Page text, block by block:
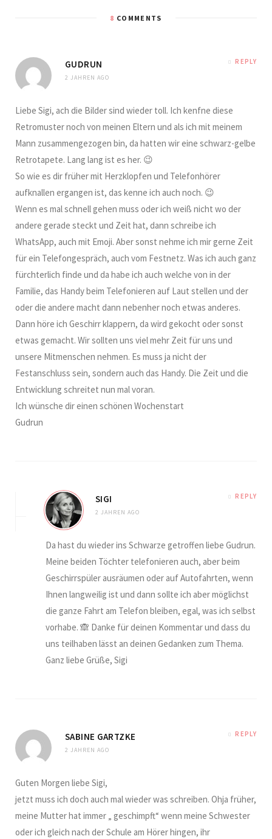
8 COMMENTS
GUDRUN
2 JAHREN AGO
REPLY
Liebe Sigi, ach die Bilder sind wieder toll. Ich kenfne diese
Retromuster noch von meinen Eltern und als ich mit meinem
Mann zusammengezogen bin, da hatten wir eine schwarz-gelbe
Retrotapete. Lang lang ist es her. 😉
So wie es dir früher mit Herzklopfen und Telefonhörer
aufknallen ergangen ist, das kenne ich auch noch. 😉
Wenn es mal schnell gehen muss oder ich weiß nicht wo der
andere gerade steckt und Zeit hat, dann schreibe ich
WhatsApp, auch mit Emoji. Aber sonst nehme ich mir gerne Zeit
für ein Telefongespräch, auch vom Festnetz. Was ich auch ganz
fürchterlich finde und da habe ich auch welche von in der
Familie, das Handy beim Telefonieren auf Laut stellen und der
oder die andere macht dann nebenher noch etwas anderes.
Dann höre ich Geschirr klappern, da wird gekocht oder sonst
etwas gemacht. Wir sollten uns viel mehr Zeit für uns und
unsere Mitmenschen nehmen. Es muss ja nicht der
Festanschluss sein, sondern auch das Handy. Die Zeit und die
Entwicklung schreitet nun mal voran.
Ich wünsche dir einen schönen Wochenstart
Gudrun
SIGI
2 JAHREN AGO
REPLY
Da hast du wieder ins Schwarze getroffen liebe Gudrun.
Meine beiden Töchter telefonieren auch, aber beim
Geschirrspüler ausräumen oder auf Autofahrten, wenn
Ihnen langweilig ist und dann sollte ich aber möglichst
die ganze Fahrt am Telefon bleiben, egal, was ich selbst
vorhabe. 🙈 Danke für deinen Kommentar und dass du
uns teilhaben lässt an deinen Gedanken zum Thema.
Ganz liebe Grüße, Sigi
SABINE GARTZKE
2 JAHREN AGO
REPLY
Guten Morgen liebe Sigi,
jetzt muss ich doch auch mal wieder was schreiben. Ohja früher,
meine Mutter hat immer „ geschimpft“ wenn meine Schwester
oder ich gleich nach der Schule am Hörer hingen, ihr